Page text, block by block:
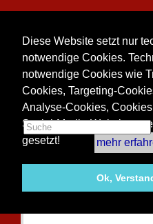
Diese Website setzt nur
notwendige Cookies.
notwendige Cookies wie
Cookies, Targeting-
Analyse-Cookies,
Social-Media-Websites
gesetzt!
mehr
Ok,
Bedburger